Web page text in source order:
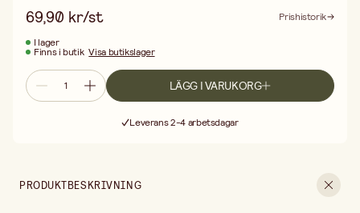
passar fint i olika typer av dekorationer där många små
ljuspunkter får ta plats, till exempel i arrangemang på bord eller
som synlig ljusdekoration i rummet. Den transparenta
anslutningskabeln gör att helheten upplevs luftigare, och med 3
meter anslutningskabel blir slingan enkel att placera.
Färgtemperaturen är 3000 K och avståndet mellan lamporna är
10 cm.
69,90 kr/st
Prishistorik
I lager
Finns i butik Visa butikslager
LÄGG I VARUKORG
Leverans 2-4 arbetsdagar
PRODUKTBESKRIVNING